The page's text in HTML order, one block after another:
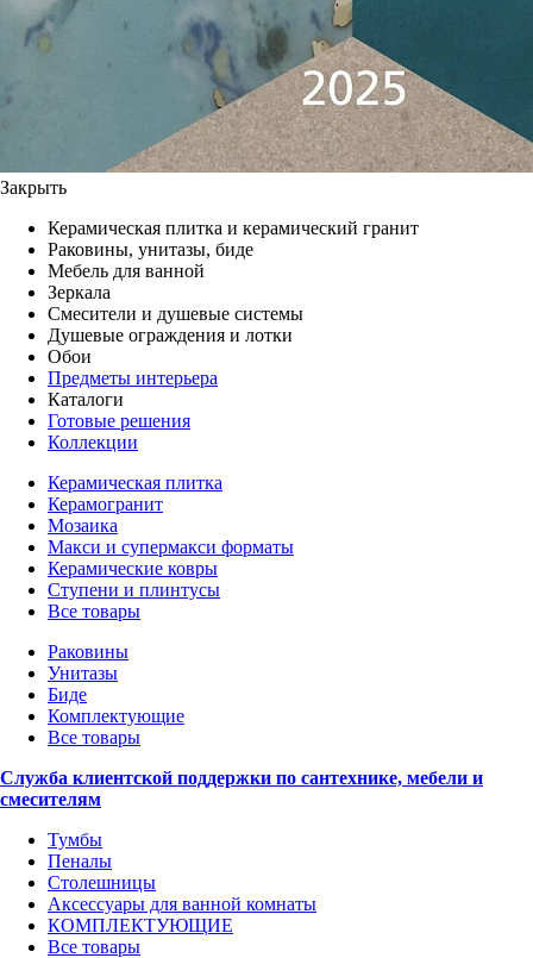
Закрыть
Керамическая плитка и керамический гранит
Раковины, унитазы, биде
Мебель для ванной
Зеркала
Смесители и душевые системы
Душевые ограждения и лотки
Обои
Предметы интерьера
Каталоги
Готовые решения
Коллекции
Керамическая плитка
Керамогранит
Мозаика
Макси и супермакси форматы
Керамические ковры
Ступени и плинтусы
Все товары
Раковины
Унитазы
Биде
Комплектующие
Все товары
Служба клиентской поддержки по сантехнике, мебели и
смесителям
Тумбы
Пеналы
Столешницы
Аксессуары для ванной комнаты
КОМПЛЕКТУЮЩИЕ
Все товары